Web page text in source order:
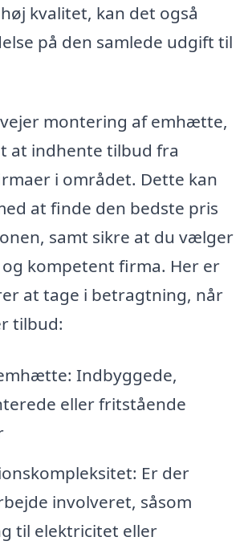
kvalitet, kan det også
på den samlede udgift til
montering af emhætte,
at indhente tilbud fra
i området. Dette kan
at finde den bedste pris
samt sikre at du vælger
kompetent firma. Her er
at tage i betragtning, når
tilbud:
Indbyggede,
eller fritstående
Er der
involveret, såsom
til elektricitet eller